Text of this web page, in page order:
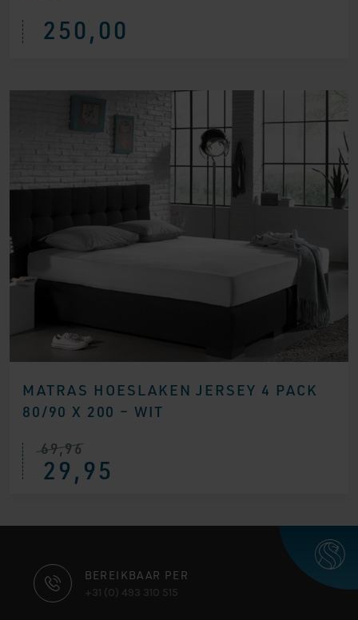
250,00
MATRAS HOESLAKEN JERSEY 4 PACK
80/90 X 200 – WIT
69,96
Oorspronkelijke
prijs
was:
29,95
Huidige
prijs
is:
CONTACT
INFORMATIE
BEREIKBAAR PER
+31 (0) 493 310 515